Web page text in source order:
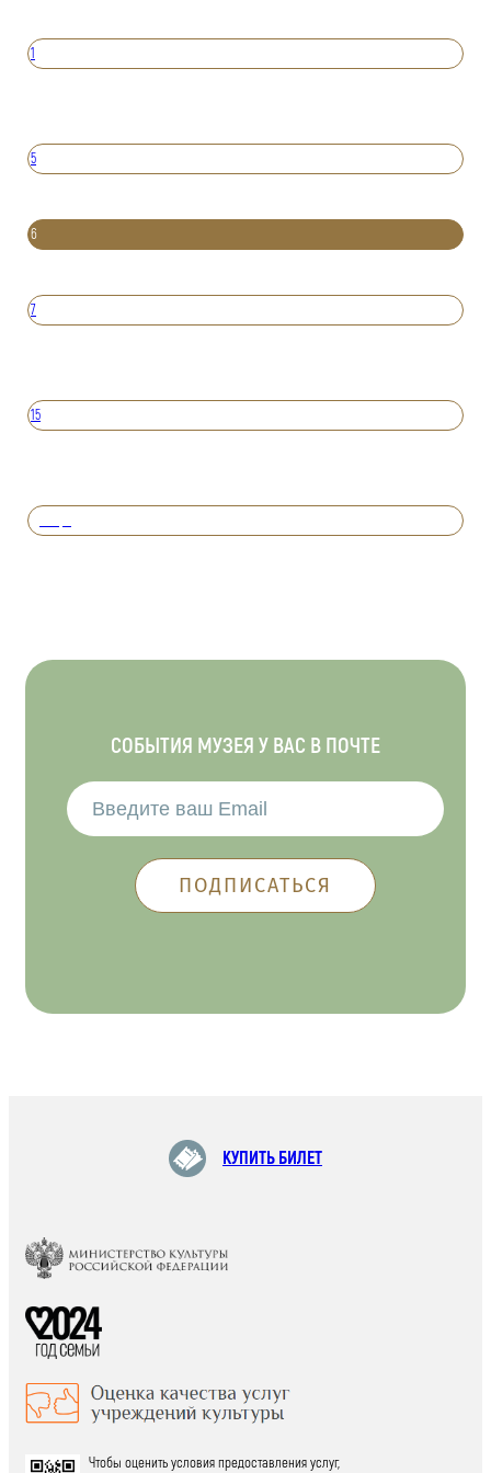
1
5
6
7
15
СОБЫТИЯ МУЗЕЯ У ВАС В ПОЧТЕ
КУПИТЬ БИЛЕТ
Чтобы оценить условия предоставления услуг,